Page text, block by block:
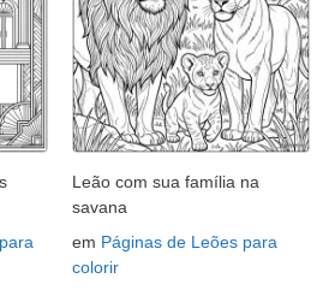
Leão com sua família na
savana
em Páginas de Leões para
colorir